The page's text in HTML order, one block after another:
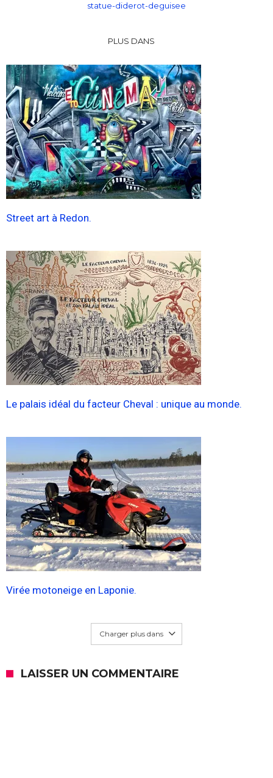
statue-diderot-deguisee
PLUS DANS
Street art à Redon.
Le palais idéal du facteur Cheval : unique au monde.
Virée motoneige en Laponie.
Charger plus dans
LAISSER UN COMMENTAIRE